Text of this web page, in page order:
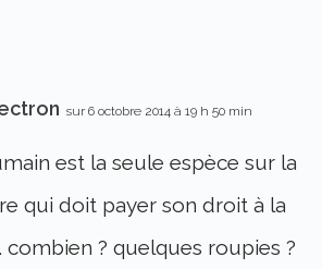
sur 6 octobre 2014 à 19 h 50 min
est la seule espèce sur la
qui doit payer son droit à la
combien ? quelques roupies ?